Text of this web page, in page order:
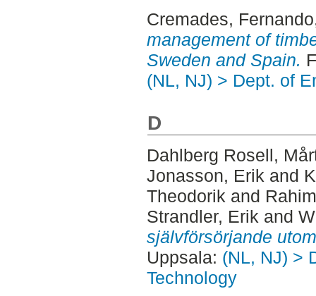
Cremades, Fernando
management of
Sweden and Spain.
(NL, NJ) > Dept. of
D
Dahlberg Rosell,
Jonasson, Erik and
Theodorik and
Strandler, Erik and
självförsörjande
Uppsala: (NL, NJ) >
Technology